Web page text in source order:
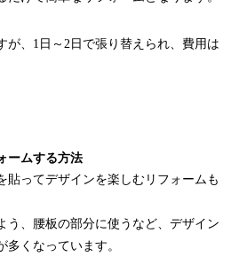
が、1日～2日で張り替えられ、費用は
ームする方法
貼ってデザインを楽しむリフォームも
う、腰板の部分に使うなど、デザイン
くなっています。